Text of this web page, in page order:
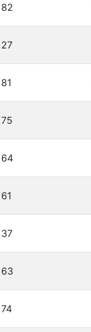
82
27
81
75
64
61
37
63
74